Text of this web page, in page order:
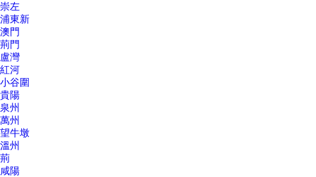
崇左
浦東新
澳門
荊門
盧灣
紅河
小谷圍
貴陽
泉州
萬州
望牛墩
溫州
荊
咸陽